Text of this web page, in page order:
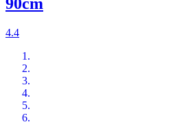
90cm
4.4